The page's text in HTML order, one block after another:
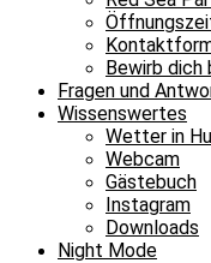
Bewirb dich
Fragen und
Wissenswertes
Wetter in
Webcam
Gästebuch
Instagram
Downloads
Night Mode